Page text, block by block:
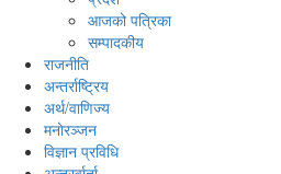
आजको पत्रिका
सम्पादकीय
राजनीति
अन्तर्राष्ट्रिय
अर्थ/वाणिज्य
मनाेरञ्जन
विज्ञान प्रविधि